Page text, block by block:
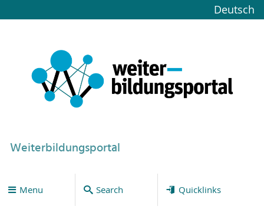
Deutsch
Weiterbildungsportal
Menu Search Quicklinks